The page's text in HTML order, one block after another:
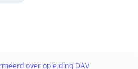
over opleiding DAV